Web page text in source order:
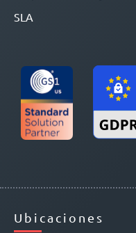
SLA
Ubicaciones